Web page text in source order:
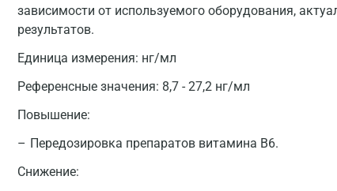
зависимости от используемого оборудования,
результатов.
Единица измерения: нг/мл
Референсные значения: 8,7 - 27,2 нг/мл
Повышение:
Передозировка препаратов витамина B6.
Снижение: